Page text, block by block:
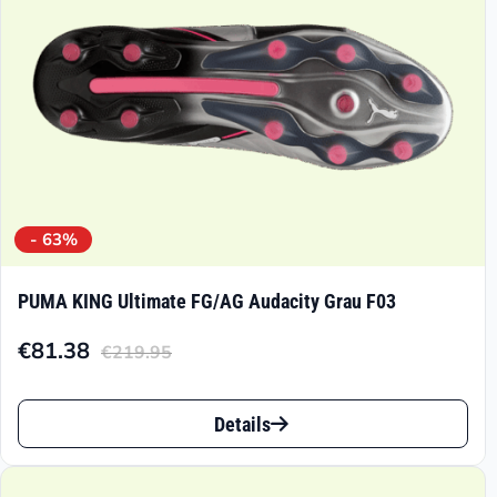
Produktseite
gewählt
werden
- 63%
PUMA KING Ultimate FG/AG Audacity Grau F03
€219.95
Ursprünglicher
Preis
€219.95
€81.38
Aktueller
Preis
€81.38.
Dieses
Produkt
Details